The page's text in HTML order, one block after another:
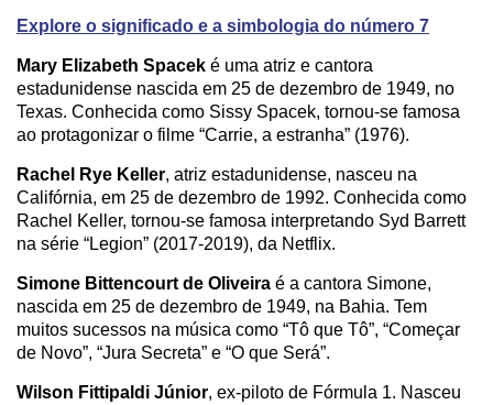
Explore o significado e a simbologia do número 7
Mary Elizabeth Spacek é uma atriz e cantora
estadunidense nascida em 25 de dezembro de 1949, no
Texas. Conhecida como Sissy Spacek, tornou-se famosa
ao protagonizar o filme “Carrie, a estranha” (1976).
Rachel Rye Keller, atriz estadunidense, nasceu na
Califórnia, em 25 de dezembro de 1992. Conhecida como
Rachel Keller, tornou-se famosa interpretando Syd Barrett
na série “Legion” (2017-2019), da Netflix.
Simone Bittencourt de Oliveira é a cantora Simone,
nascida em 25 de dezembro de 1949, na Bahia. Tem
muitos sucessos na música como “Tô que Tô”, “Começar
de Novo”, “Jura Secreta” e “O que Será”.
Wilson Fittipaldi Júnior, ex-piloto de Fórmula 1. Nasceu